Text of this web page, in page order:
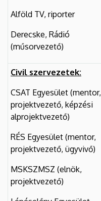
Alföld TV, riporter
Derecske, Rádió
(műsorvezető)
Civil szervezetek:
CSAT Egyesület (mentor,
projektvezető, képzési
alprojektvezető)
RÉS Egyesület (mentor,
projektvezető, ügyvivő)
MSKSZMSZ (elnök,
projektvezető)